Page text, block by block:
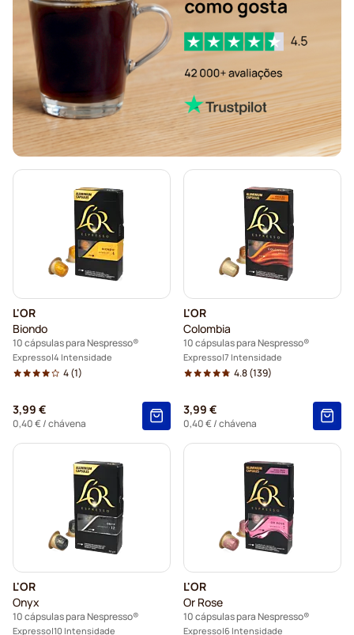
L'OR
Biondo
10 cápsulas para Nespresso®
Expresso 4 Intensidade
4(1)
3,99 €
0,40 €/ chávena
L'OR
Colombia
10 cápsulas para Nespresso®
Expresso 7 Intensidade
4.8(139)
3,99 €
0,40 €/ chávena
L'OR
Onyx
10 cápsulas para Nespresso®
Expresso 10 Intensidade
L'OR
Or Rose
10 cápsulas para Nespresso®
Expresso 6 Intensidade
Cápsulas de café Gimoka para Nespresso®
Cápsulas Jacobs para Nespresso®
Cápsulas de café forte para Nespresso®
Cápsulas de café de baunilha para Nespresso®
Cápsulas Dolce Vita para Nespresso®
Cápsulas de café Kaffekapslen para Nespresso®
Cápsulas de café lungo Starbucks® para Nespresso®
Para Nespresso® Máquinas de café para Nespresso®
Lavazza para Nespresso
Cápsulas de café illy para Nespresso®
Acessórios para Nespresso®